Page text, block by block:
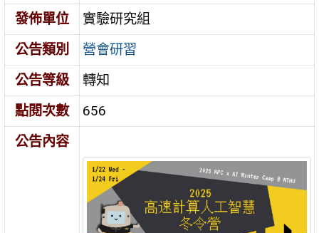
發佈單位
實驗研究組
公告類別
營會研習
公告等級
轉知
點閱次數
656
公告內容